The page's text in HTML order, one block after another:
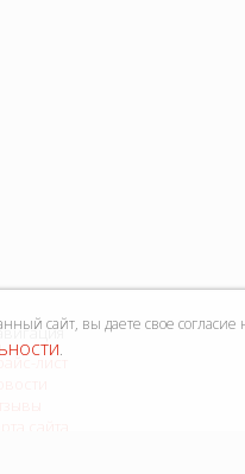
лист
сайт, вы даете свое
.